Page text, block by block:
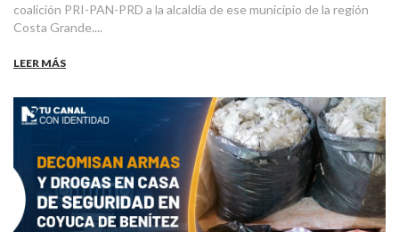
coalición PRI-PAN-PRD a la alcaldía de ese municipio de la región
Costa Grande....
LEER MÁS